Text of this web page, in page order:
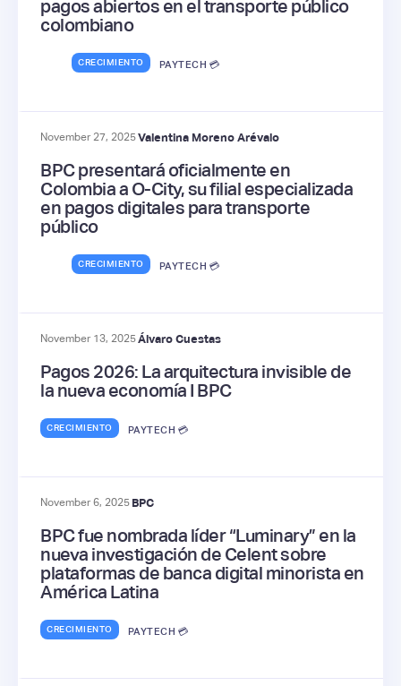
pagos abiertos en el transporte público
colombiano
CRECIMIENTO PAYTECH 💳
November 27, 2025Valentina Moreno Arévalo
BPC presentará oficialmente en
Colombia a O-City, su filial especializada
en pagos digitales para transporte
público
CRECIMIENTO PAYTECH 💳
November 13, 2025Álvaro Cuestas
Pagos 2026: La arquitectura invisible de
la nueva economía I BPC
CRECIMIENTO PAYTECH 💳
November 6, 2025 BPC
BPC fue nombrada líder “Luminary” en la
nueva investigación de Celent sobre
plataformas de banca digital minorista en
América Latina
CRECIMIENTO PAYTECH 💳